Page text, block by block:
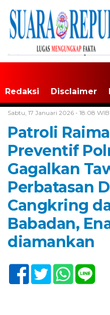
Redaksi Disclaimer
Sabtu, 17 Januari 2026 - 18:08 WIB
Patroli
Preventif
Gagalkan
Perbatasan
Cangkring
Babadan,
diamankan